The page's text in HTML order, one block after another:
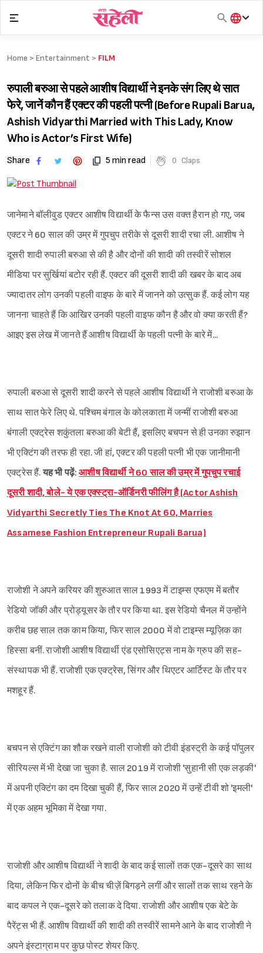
content
हिंदी
Home > Entertainment > FILM
रुपाली बरुआ से पहले आशीष विद्यार्थी ने इनके संग लिए थे सात
फेरे, जानें कौन हैं एक्टर की पहली पत्नी (Before Rupali Barua,
Ashish Vidyarthi Married with This Lady, Know
Who is Actor’s First Wife)
Share 5 min read 0 Claps
जानेमाने बॉलीवुड एक्टर आशीष विद्यार्थी के फैन्स उस वक्त हैरान हो गए, जब
एक्टर ने 60 साल की उम्र में गुपचुप तरीके से दूसरी शादी रचा ली. आशीष ने
दूसरी शादी रुपाली बरुआ से की है और दोनों की शादी की तस्वीरें सोशल
मीडिया पर सुर्खियां बटोर रही हैं. एक्टर की दूसरी शादी की खबर के बाद अब
ज्यादातर लोग उनकी पहली वाइफ के बारे में जानने को उत्सुक हैं. कई लोग यह
जानना चाहते हैं कि आखिर उनकी पहली वाइफ कौन है और वो क्या करती हैं?
आइए इस लेख में जानते हैं आशीष विद्यार्थी के पहली पत्नी के बारे में...
रुपाली बरुआ से दूसरी शादी करने से पहले आशीष विद्यार्थी ने राजोशी बरुआ के
साथ सात फेरे लिए थे. पश्चिम बंगाल के कोलकाता में जन्मीं राजोशी बरुआ
बंगाली एक्ट्रेस शकुंतला बरुआ की बेटी हैं, इसलिए बचपन से ही उनका रुझान
भी एक्टिंग की तरफ ही रहा. जी हां, एक्टर की पहली पत्नी भी एक जानीमानी
एक्ट्रेस हैं.यह भी पढ़ें:आशीष विद्यार्थी ने 60 साल की उम्र में गुपचुप रचाई
दूसरी शादी, बोले- ये एक एक्‍स्‍ट्रा-ऑर्ड‍िनरी फील‍िंग है (Actor Ashish
Vidyarthi Secretly Ties The Knot At 60, Marries
Assamese Fashion Entrepreneur Rupali Barua)
राजोशी ने अपने करियर की शुरुआत साल 1993 में टाइम्स एफएम में बतौर
रेडियो जॉकी और प्रोड्यूसर के तौर पर किया था. इस रेडियो चैनल में उन्होंने
करीब छह साल तक काम किया, फिर साल 2000 में वो टाइम्स म्यूज़िक का
हिस्सा बनीं. राजोशी आशीष विद्यार्थी एंड एसोसिएट्स नाम के ग्रुप की सह-
संस्थापक भी हैं. राजोशी एक एक्ट्रेस, सिंगर और थिएटर आर्टिस्ट के तौर पर
मशहूर हैं.
बचपन से एक्टिंग का शौक रखने वाली राजोशी को टीवी इंडस्ट्री के कई पॉपुलर
सीरियल्स में भी देखा जा चुका है. साल 2019 में राजोशी 'सुहानी सी एक लड़की'
में अपनी एक्टिंग का दम दिखा चुकी हैं, फिर साल 2020 में उन्हें टीवी शो 'इमली'
में एक अहम भूमिका में देखा गया.
राजोशी और आशीष विद्यार्थी ने शादी के बाद कई सालों तक एक-दूसरे का साथ
दिया, लेकिन फिर दोनों के बीच चीज़ें बिगड़ने लगीं और सालों तक साथ रहने के
बाद कपल ने एक-दूसरे को तलाक दे दिया. राजोशी और आशीष एक बेटे के
पैरेंट्स भी हैं. आशीष विद्यार्थी की शादी की तस्वीरें सामने आने के बाद राजोशी ने
अपने इंस्टाग्राम पर कुछ पोस्ट शेयर किए.